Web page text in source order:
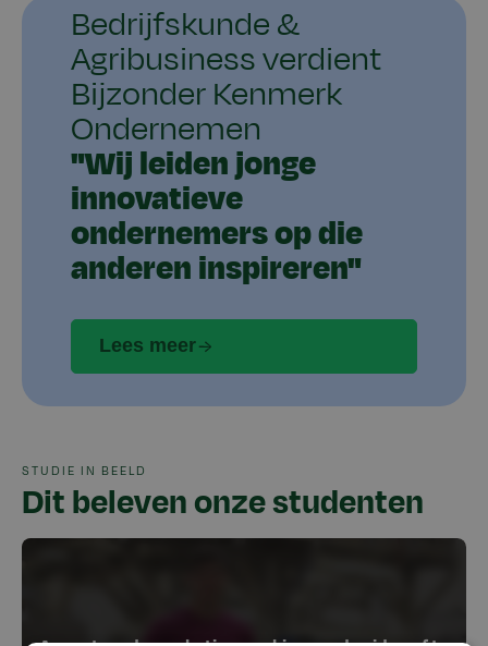
Bedrijfskunde &
Agribusiness verdient
Bijzonder Kenmerk
Ondernemen
"Wij leiden jonge
innovatieve
ondernemers op die
anderen inspireren"
Lees meer
STUDIE IN BEELD
Dit beleven onze studenten